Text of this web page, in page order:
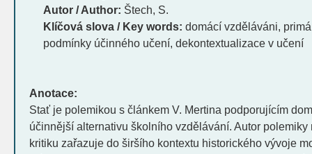
Autor / Author: Štech, S.
Klíčová slova / Key words: domácí vzděláváni,
podmínky účinného učení, dekontextualizace v učení
Anotace:
Stať je polemikou s článkem V. Mertina podporujícím
účinnější alternativu školního vzdělávání. Autor
kritiku zařazuje do širšího kontextu historického vývoje